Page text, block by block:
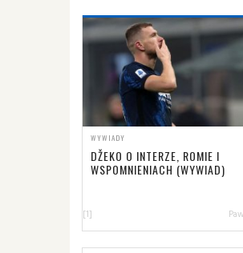
WYWIADY
DŽEKO O INTERZE, ROMIE I
WSPOMNIENIACH (WYWIAD)
[1]